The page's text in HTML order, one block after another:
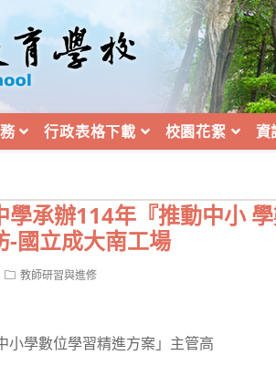
務 行政表格下載 校園花絮 資
學承辦114年『推動中小
-國立成大南工場
Post教師研習與進修
小學數位學習精進方案」主管高